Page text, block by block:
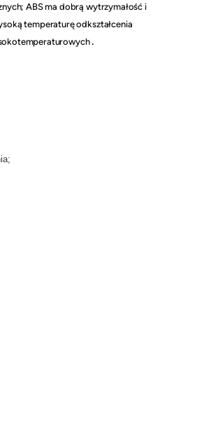
ABS ma dobrą wytrzymałość i
temperaturę odkształcenia
.